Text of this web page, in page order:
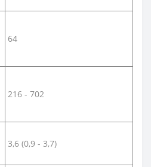
64
216 - 702
3,6 (0,9 - 3,7)